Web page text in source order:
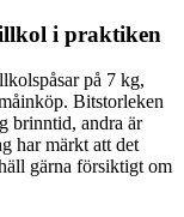
i praktiken
på 7 kg,
Bitstorleken
brinntid, andra är
har märkt att det
gärna försiktigt om